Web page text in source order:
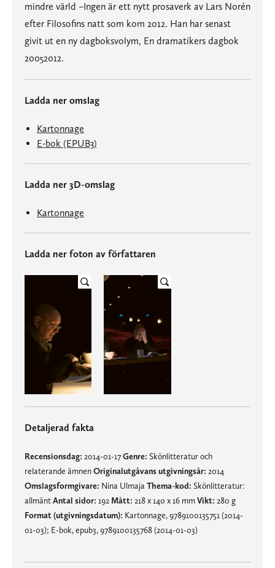
mindre värld –Ingen är ett nytt prosaverk av Lars Norén
efter Filosofins natt som kom 2012. Han har senast
givit ut en ny dagboksvolym, En dramatikers dagbok
20052012.
Ladda ner omslag
Kartonnage
E-bok (EPUB3)
Ladda ner 3D-omslag
Kartonnage
Ladda ner foton av författaren
Detaljerad fakta
Recensionsdag: 2014-01-17Genre: Skönlitteratur och
relaterande ämnenOriginalutgåvans utgivningsår: 2014
Omslagsformgivare: Nina Ulmaja Thema-kod: Skönlitteratur:
allmäntAntal sidor: 192 Mått: 218 x 140 x 16 mmVikt: 280 g
Format (utgivningsdatum): Kartonnage, 9789100135751 (2014-
01-03); E-bok, epub3, 9789100135768 (2014-01-03)